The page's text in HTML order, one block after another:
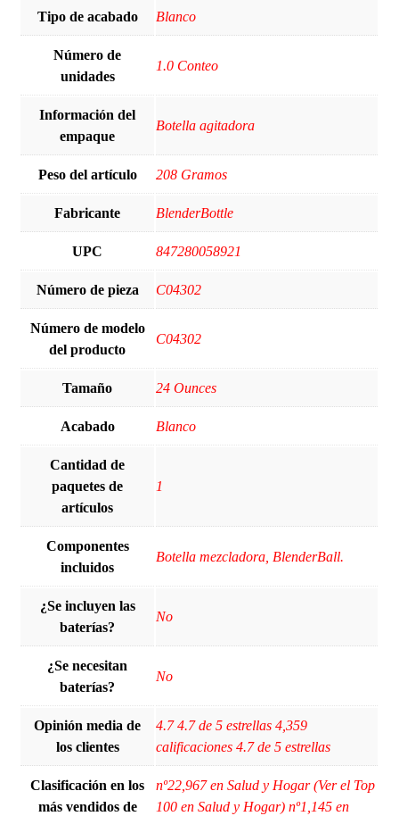
Tipo de acabado Blanco
Número de
unidades
1.0 Conteo
Información del
empaque
‎Botella agitadora
Peso del artículo ‎208 Gramos
Fabricante ‎BlenderBottle
UPC ‎847280058921
Número de pieza ‎C04302
Número de modelo
del producto
‎C04302
Tamaño ‎24 Ounces
Acabado Blanco
Cantidad de
paquetes de
artículos
‎1
Componentes
incluidos
‎Botella mezcladora, BlenderBall.
¿Se incluyen las
baterías?
‎No
¿Se necesitan
baterías?
‎No
Opinión media de
los clientes
4.7 4.7 de 5 estrellas 4,359
calificaciones 4.7 de 5 estrellas
Clasificación en los
más vendidos de
nº22,967 en Salud y Hogar (Ver el Top
100 en Salud y Hogar) nº1,145 en